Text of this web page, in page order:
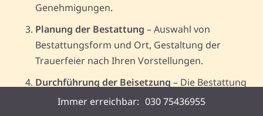
Genehmigungen.
Planung der Bestattung – Auswahl von
Bestattungsform und Ort, Gestaltung der
Trauerfeier nach Ihren Vorstellungen.
Durchführung der Beisetzung – Die Bestattung
findet in enger Abstimmung mit Ihnen statt.
Immer erreichbar: 030 75436955